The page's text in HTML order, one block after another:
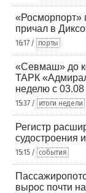
«Росморпорт»
причал в
16:17 / порты
«Севмаш» до
ТАРК
неделю с
15:37 / итоги недели
Регистр
судостроения
15:15 / события
вырос почти